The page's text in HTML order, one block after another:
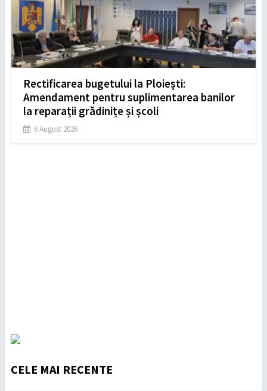
Rectificarea bugetului la Ploiești:
Amendament pentru suplimentarea banilor
la reparații grădinițe și școli
6 August 2026
CELE MAI RECENTE